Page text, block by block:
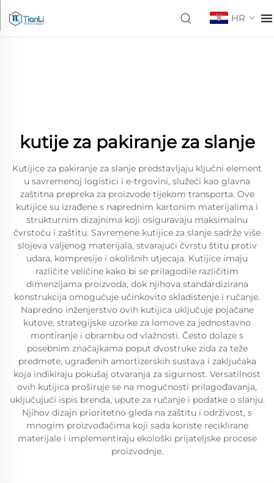
HR
kutije za pakiranje za slanje
Kutijice za pakiranje za slanje predstavljaju ključni element
u savremenoj logistici i e-trgovini, služeći kao glavna
zaštitna prepreka za proizvode tijekom transporta. Ove
kutijice su izrađene s naprednim kartonim materijalima i
strukturnim dizajnima koji osiguravaju maksimalnu
čvrstoću i zaštitu. Savremene kutijice za slanje sadrže više
slojeva valjenog materijala, stvarajući čvrstu štitu protiv
udara, kompresije i okolišnih utjecaja. Kutijice imaju
različite veličine kako bi se prilagodile različitim
dimenzijama proizvoda, dok njihova standardizirana
konstrukcija omogućuje učinkovito skladistenje i ručanje.
Napredno inženjerstvo ovih kutijica uključuje pojačane
kutove, strategijske uzorke za lomove za jednostavno
montiranje i obrambu od vlažnosti. Često dolaze s
posebnim značajkama poput dvostruke zida za teže
predmete, ugrađenih amortizerskih sustava i zaključaka
koja indikiraju pokušaj otvaranja za sigurnost. Versatilnost
ovih kutijica proširuje se na mogućnosti prilagođavanja,
uključujući ispis brenda, upute za ručanje i podatke o slanju.
Njihov dizajn prioritetno gleda na zaštitu i održivost, s
mnogim proizvođačima koji sada koriste reciklirane
materijale i implementiraju ekološki prijateljske procese
proizvodnje.